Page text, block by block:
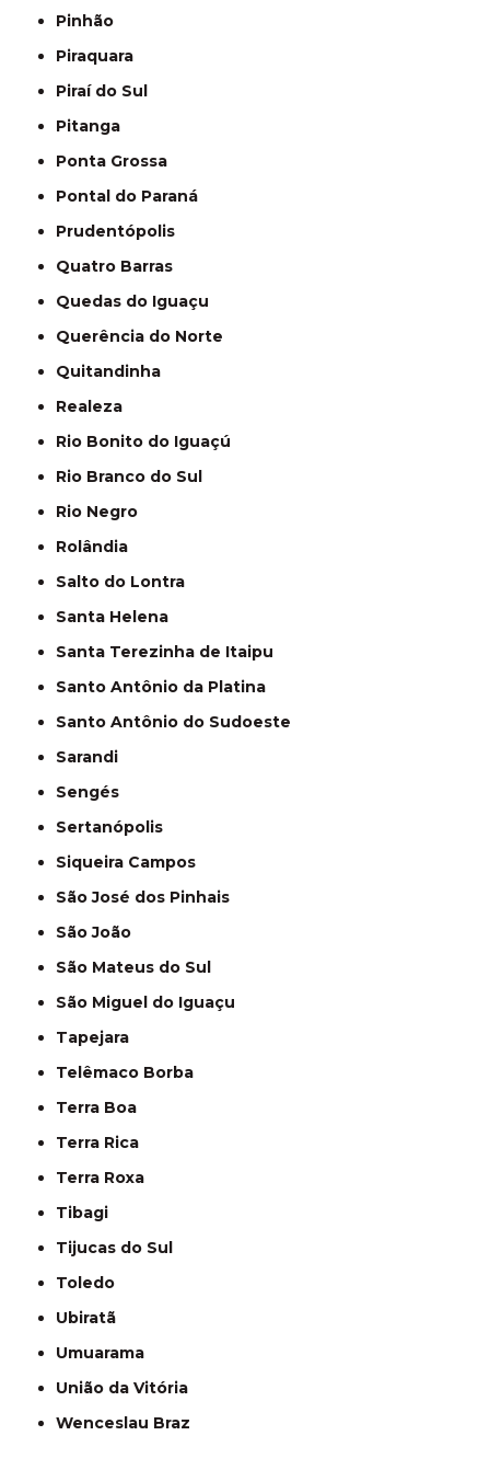
Pinhão
Piraquara
Piraí do Sul
Pitanga
Ponta Grossa
Pontal do Paraná
Prudentópolis
Quatro Barras
Quedas do Iguaçu
Querência do Norte
Quitandinha
Realeza
Rio Bonito do Iguaçú
Rio Branco do Sul
Rio Negro
Rolândia
Salto do Lontra
Santa Helena
Santa Terezinha de Itaipu
Santo Antônio da Platina
Santo Antônio do Sudoeste
Sarandi
Sengés
Sertanópolis
Siqueira Campos
São José dos Pinhais
São João
São Mateus do Sul
São Miguel do Iguaçu
Tapejara
Telêmaco Borba
Terra Boa
Terra Rica
Terra Roxa
Tibagi
Tijucas do Sul
Toledo
Ubiratã
Umuarama
União da Vitória
Wenceslau Braz